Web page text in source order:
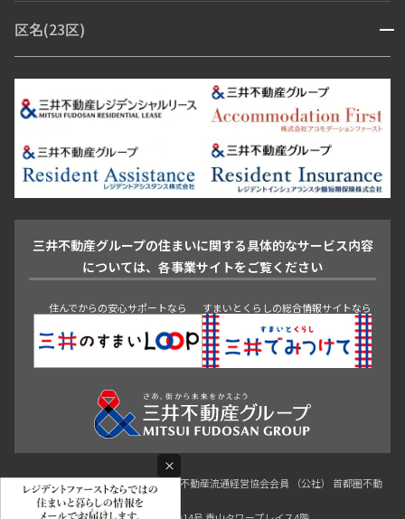
青山・表参道・原宿
市ヶ谷・神楽坂・飯田橋
三田・芝・浜松町
芝浦・汐留・品川
月島・勝どき・豊洲
本郷・春日・小石川
目白・高田馬場・早稲田
池尻大橋・三軒茶屋
祐天寺・学芸大学・自由が丘
駒沢・用賀・二子玉川
成城・砧
池袋・板橋・王子
青山 渋谷 東京・大手町 新宿 品川
目黒・中目黒
神田・御茶ノ水・秋葉原
初台・幡ヶ谷・笹塚
区名(23区) 開閉
江東区 台東区 墨田区
中野区
豊島区
杉並区 板橋区 練馬区 荒川区
足立区
葛飾区
江戸川区
三井不動産グループの住まいに関する具体的なサービス内容
については、各事業サイトをご覧ください
住んでからの安心サポートなら すまいとくらしの総合情報サイトなら
東京都知事（3）第96482号 （一社） 不動産流通経営協会会員 （公社） 首都圏不動
産公正取引協議会加盟
×